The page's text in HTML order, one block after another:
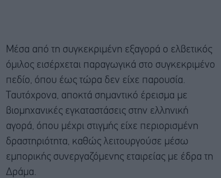
Μέσα από τη συγκεκριμένη εξαγορά ο ελβετικός
όμιλος εισέρχεται παραγωγικά στο συγκεκριμένο
πεδίο, όπου έως τώρα δεν είχε παρουσία.
Ταυτόχρονα, αποκτά σημαντικό έρεισμα με
βιομηχανικές εγκαταστάσεις στην ελληνική
αγορά, όπου μέχρι στιγμής είχε περιορισμένη
δραστηριότητα, καθώς λειτουργούσε μέσω
εμπορικής συνεργαζόμενης εταιρείας με έδρα τη
Δράμα.